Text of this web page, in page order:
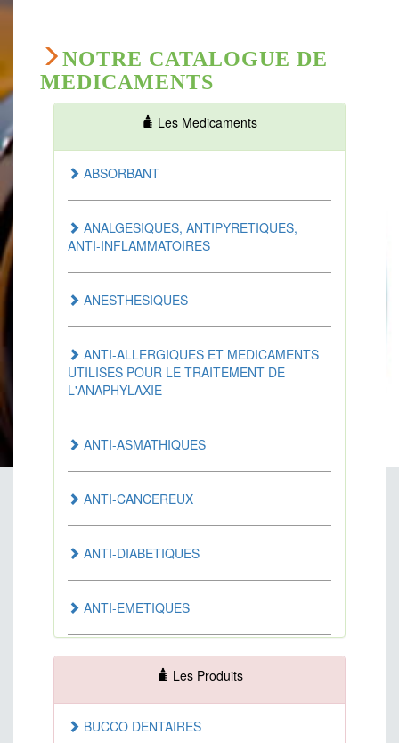
NOTRE CATALOGUE DE
MEDICAMENTS
Les Medicaments
ABSORBANT
ANALGESIQUES, ANTIPYRETIQUES,
ANTI-INFLAMMATOIRES
ANESTHESIQUES
ANTI-ALLERGIQUES ET MEDICAMENTS
UTILISES POUR LE TRAITEMENT DE
L'ANAPHYLAXIE
ANTI-ASMATHIQUES
ANTI-CANCEREUX
ANTI-DIABETIQUES
ANTI-EMETIQUES
Les Produits
BUCCO DENTAIRES